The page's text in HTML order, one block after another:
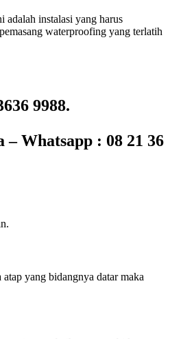
adalah instalasi yang harus
waterproofing yang terlatih
9988.
Whatsapp : 08 21 36
yang bidangnya datar maka